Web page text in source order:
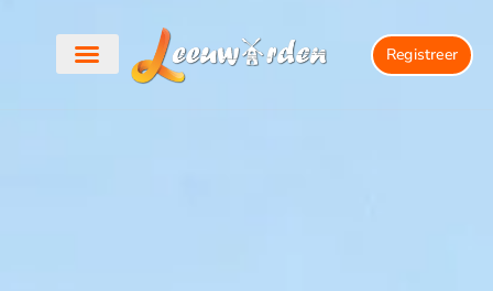
Registreer